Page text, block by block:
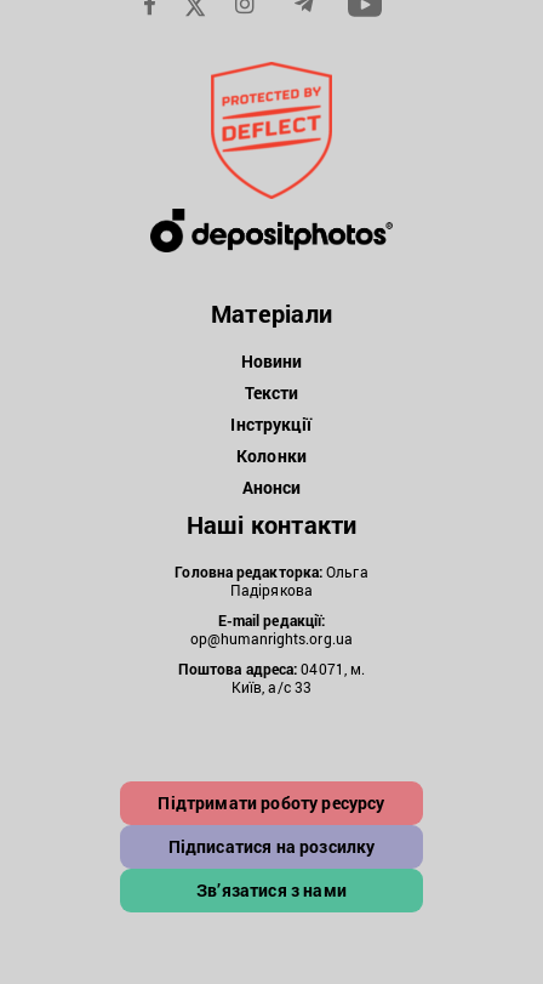
Матеріали
Новини
Тексти
Інструкції
Колонки
Анонси
Наші контакти
Головна редакторка:Ольга
Падірякова
E-mail редакції:
op@humanrights.org.ua
Поштова адреса:04071, м.
Київ, а/с 33
Підтримати роботу ресурсу
Підписатися на розсилку
Зв’язатися з нами